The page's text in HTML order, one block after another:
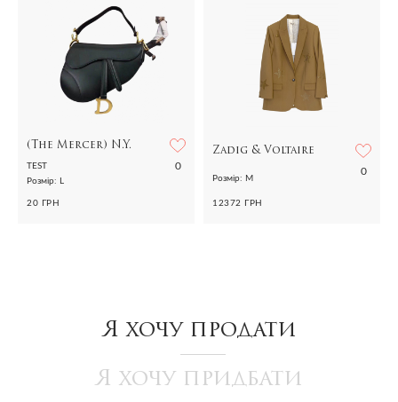
(The Mercer) N.Y.
0
TEST
Розмір: L
20 ГРН
Zadig & Voltaire
0
Розмір: M
12372 ГРН
Я хочу продати
Я хочу придбати